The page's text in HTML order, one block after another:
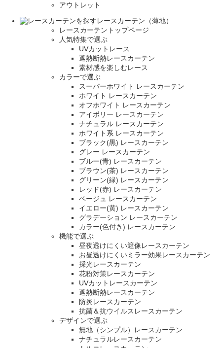
アウトレット
レースカーテン（薄地）
レースカーテントップページ
人気特集で選ぶ
UVカットレース
遮熱断熱レースカーテン
素材感を楽しむレース
カラーで選ぶ
スーパーホワイト レースカーテン
ホワイト レースカーテン
オフホワイト レースカーテン
アイボリー レースカーテン
ナチュラル レースカーテン
ホワイト系 レースカーテン
ブラック(黒) レースカーテン
グレー レースカーテン
ブルー(青) レースカーテン
ブラウン(茶) レースカーテン
グリーン(緑) レースカーテン
レッド(赤) レースカーテン
ベージュ レースカーテン
イエロー(黄) レースカーテン
グラデーション レースカーテン
カラー(色付き) レースカーテン
機能で選ぶ
昼夜透けにくい遮像レースカーテン
お昼透けにくいミラー効果レースカーテン
採光レースカーテン
花粉対策レースカーテン
UVカットレースカーテン
遮熱断熱レースカーテン
防炎レースカーテン
抗菌＆抗ウイルスレースカーテン
デザインで選ぶ
無地（シンプル）レースカーテン
ナチュラルレースカーテン